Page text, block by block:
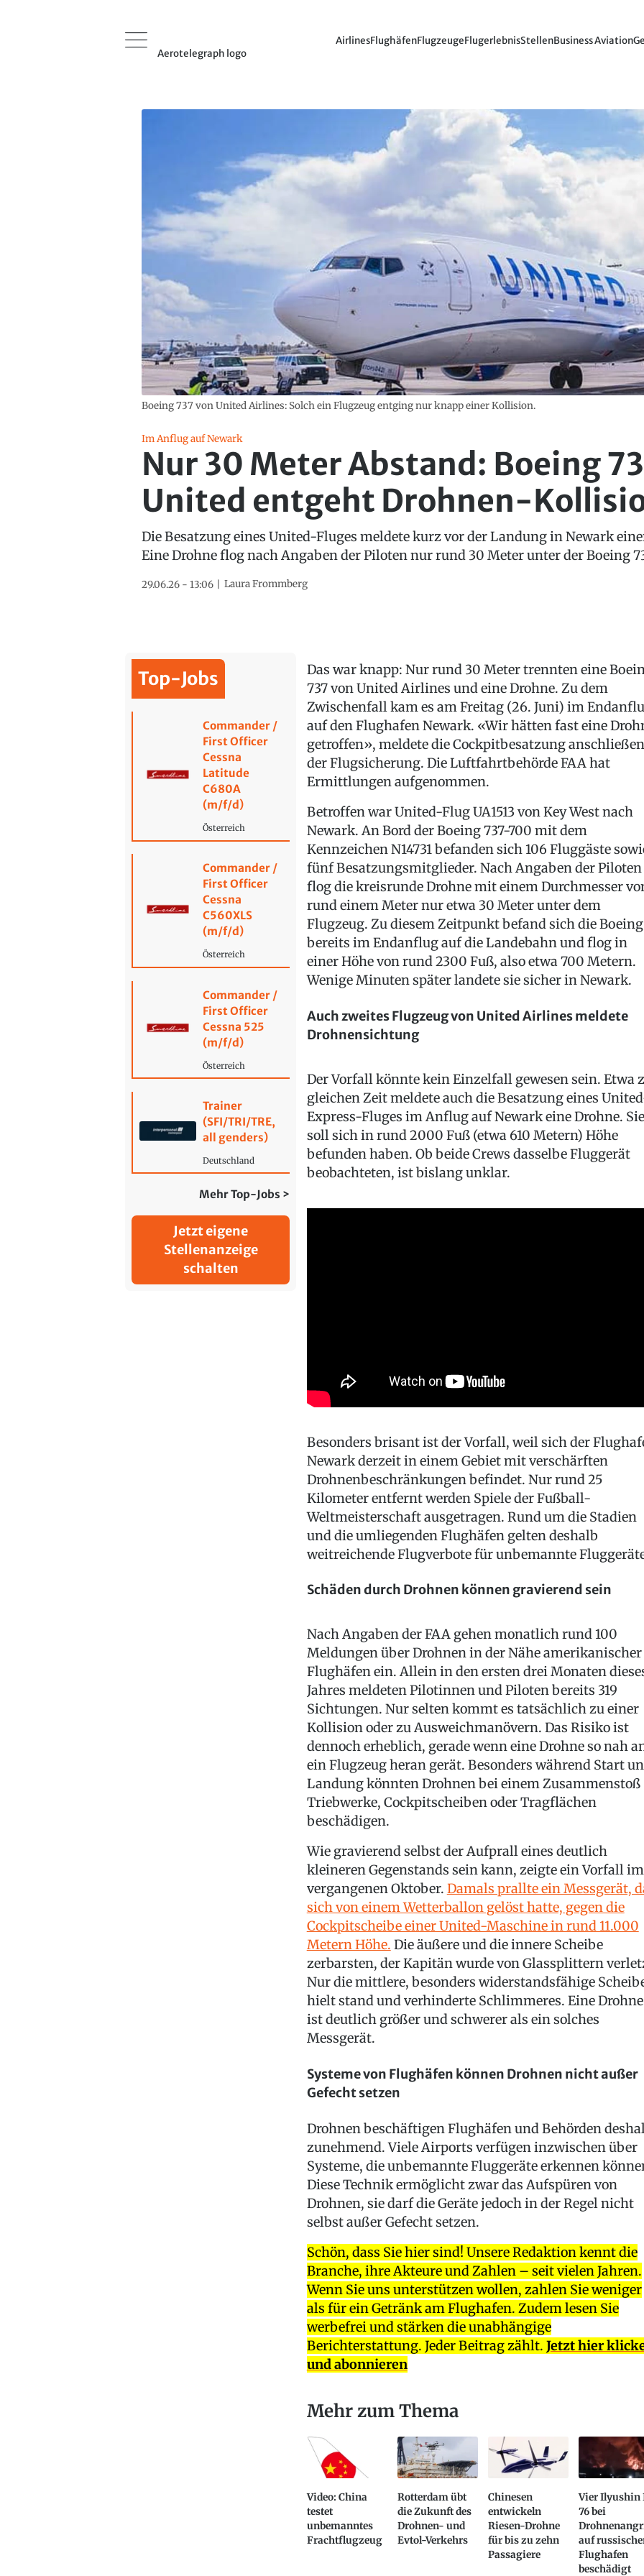
Aerotelegraph logo
AirlinesFlughäfenFlugzeugeFlugerlebnisStellenBusiness Aviation
Boeing 737 von United Airlines: Solch ein Flugzeug entging nur knapp einer Kollision.
Im Anflug auf Newark
Nur 30 Meter Abstand: Boeing
United entgeht Drohnen-
Die Besatzung eines United-Fluges meldete kurz vor der Landung in Newark
Eine Drohne flog nach Angaben der Piloten nur rund 30 Meter unter der Boeing
29.06.26 - 13:06 Laura Frommberg
Top-Jobs
Commander /
First Officer
Cessna
Latitude
C680A
(m/f/d)
Österreich
Commander /
First Officer
Cessna
C560XLS
(m/f/d)
Österreich
Commander /
First Officer
Cessna 525
(m/f/d)
Österreich
Trainer
(SFI/TRI/TRE,
all genders)
Deutschland
Mehr Top-Jobs >
Jetzt eigene
Stellenanzeige
schalten
Das war knapp: Nur rund 30 Meter trennten eine
737 von United Airlines und eine Drohne. Zu dem
Zwischenfall kam es am Freitag (26. Juni) im
auf den Flughafen Newark. «Wir hätten fast eine
getroffen», meldete die Cockpitbesatzung
der Flugsicherung. Die Luftfahrtbehörde FAA hat
Ermittlungen aufgenommen.
Betroffen war United-Flug UA1513 von Key West nach
Newark. An Bord der Boeing 737-700 mit dem
Kennzeichen N14731 befanden sich 106 Fluggäste
fünf Besatzungsmitglieder. Nach Angaben der Piloten
flog die kreisrunde Drohne mit einem Durchmesser
rund einem Meter nur etwa 30 Meter unter dem
Flugzeug. Zu diesem Zeitpunkt befand sich die Boeing
bereits im Endanflug auf die Landebahn und flog in
einer Höhe von rund 2300 Fuß, also etwa 700 Metern.
Wenige Minuten später landete sie sicher in Newark.
Auch zweites Flugzeug von United Airlines meldete
Drohnensichtung
Der Vorfall könnte kein Einzelfall gewesen sein. Etwa
gleichen Zeit meldete auch die Besatzung eines
Express-Fluges im Anflug auf Newark eine Drohne. Sie
soll sich in rund 2000 Fuß (etwa 610 Metern) Höhe
befunden haben. Ob beide Crews dasselbe Fluggerät
beobachteten, ist bislang unklar.
Besonders brisant ist der Vorfall, weil sich der
Newark derzeit in einem Gebiet mit verschärften
Drohnenbeschränkungen befindet. Nur rund 25
Kilometer entfernt werden Spiele der Fußball-
Weltmeisterschaft ausgetragen. Rund um die Stadien
und die umliegenden Flughäfen gelten deshalb
weitreichende Flugverbote für unbemannte
Schäden durch Drohnen können gravierend sein
Nach Angaben der FAA gehen monatlich rund 100
Meldungen über Drohnen in der Nähe amerikanischer
Flughäfen ein. Allein in den ersten drei Monaten
Jahres meldeten Pilotinnen und Piloten bereits 319
Sichtungen. Nur selten kommt es tatsächlich zu einer
Kollision oder zu Ausweichmanövern. Das Risiko ist
dennoch erheblich, gerade wenn eine Drohne so nah
ein Flugzeug heran gerät. Besonders während Start
Landung könnten Drohnen bei einem Zusammenstoß
Triebwerke, Cockpitscheiben oder Tragflächen
beschädigen.
Wie gravierend selbst der Aufprall eines deutlich
kleineren Gegenstands sein kann, zeigte ein Vorfall im
vergangenen Oktober. Damals prallte ein Messgerät,
sich von einem Wetterballon gelöst hatte, gegen die
Cockpitscheibe einer United-Maschine in rund 11.000
Metern Höhe. Die äußere und die innere Scheibe
zerbarsten, der Kapitän wurde von Glassplittern
Nur die mittlere, besonders widerstandsfähige
hielt stand und verhinderte Schlimmeres. Eine Drohne
ist deutlich größer und schwerer als ein solches
Messgerät.
Systeme von Flughäfen können Drohnen nicht außer
Gefecht setzen
Drohnen beschäftigen Flughäfen und Behörden
zunehmend. Viele Airports verfügen inzwischen über
Systeme, die unbemannte Fluggeräte erkennen
Diese Technik ermöglicht zwar das Aufspüren von
Drohnen, sie darf die Geräte jedoch in der Regel nicht
selbst außer Gefecht setzen.
Schön, dass Sie hier sind! Unsere Redaktion kennt die
Branche, ihre Akteure und Zahlen – seit vielen Jahren.
Wenn Sie uns unterstützen wollen, zahlen Sie weniger
als für ein Getränk am Flughafen. Zudem lesen Sie
werbefrei und stärken die unabhängige
Berichterstattung. Jeder Beitrag zählt. Jetzt hier
und abonnieren
Mehr zum Thema
Video: China
testet
unbemanntes
Frachtflugzeug
Rotterdam übt
die Zukunft des
Drohnen- und
Evtol-Verkehrs
Chinesen
entwickeln
Riesen-Drohne
für bis zu zehn
Passagiere
Vier Ilyushin
76 bei
auf
Flughafen
beschädigt